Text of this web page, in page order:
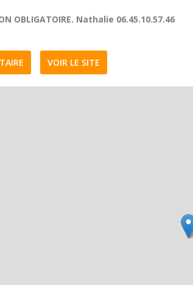
OBLIGATOIRE. Nathalie 06.45.10.57.46
VOIR LE SITE